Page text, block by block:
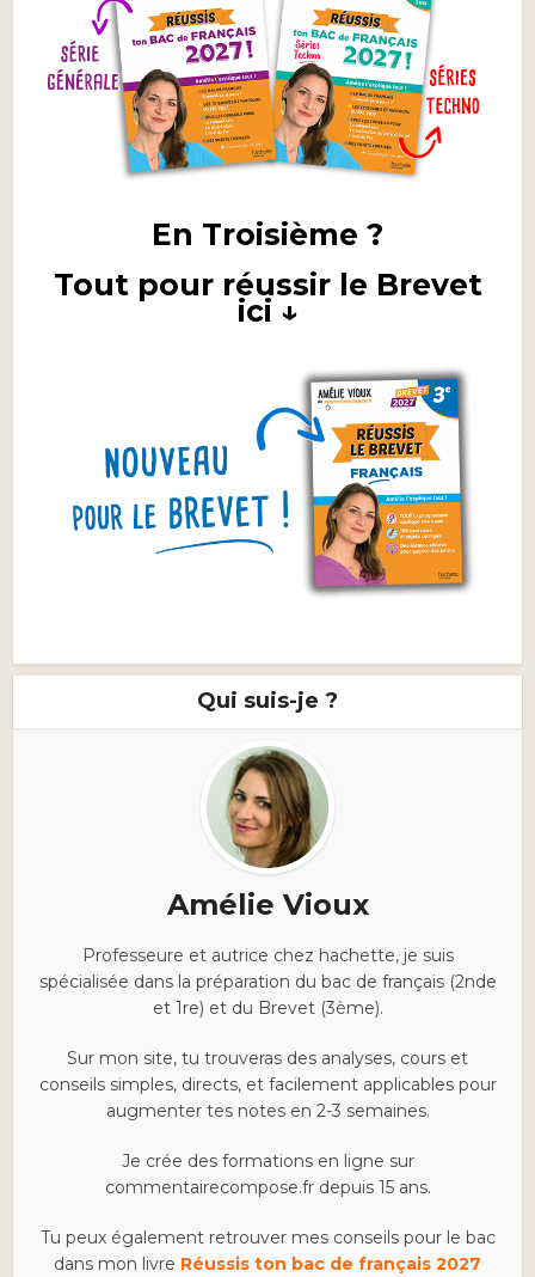
En Troisième ?
Tout pour réussir le Brevet
ici ↓
Qui suis-je ?
Amélie Vioux
Professeure et autrice chez hachette, je suis
spécialisée dans la préparation du bac de français (2nde
et 1re) et du Brevet (3ème).
Sur mon site, tu trouveras des analyses, cours et
conseils simples, directs, et facilement applicables pour
augmenter tes notes en 2-3 semaines.
Je crée des formations en ligne sur
commentairecompose.fr depuis 15 ans.
Tu peux également retrouver mes conseils pour le bac
dans mon livre Réussis ton bac de français 2027